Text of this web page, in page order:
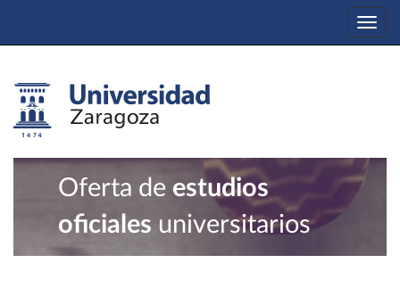
Oferta de estudios
oficiales universitarios